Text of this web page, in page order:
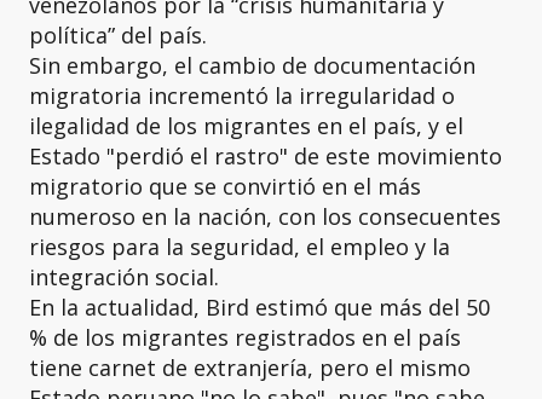
política” del país.
Sin embargo, el cambio de documentación
migratoria incrementó la irregularidad o
ilegalidad de los migrantes en el país, y el
Estado "perdió el rastro" de este movimiento
migratorio que se convirtió en el más
numeroso en la nación, con los consecuentes
riesgos para la seguridad, el empleo y la
integración social.
En la actualidad, Bird estimó que más del 50
% de los migrantes registrados en el país
tiene carnet de extranjería, pero el mismo